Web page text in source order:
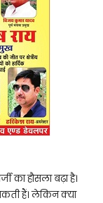
का हौसला बढ़ा है।
हैं। लेकिन क्या